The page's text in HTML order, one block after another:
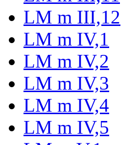
LM m III,12
LM m IV,1
LM m IV,2
LM m IV,3
LM m IV,4
LM m IV,5